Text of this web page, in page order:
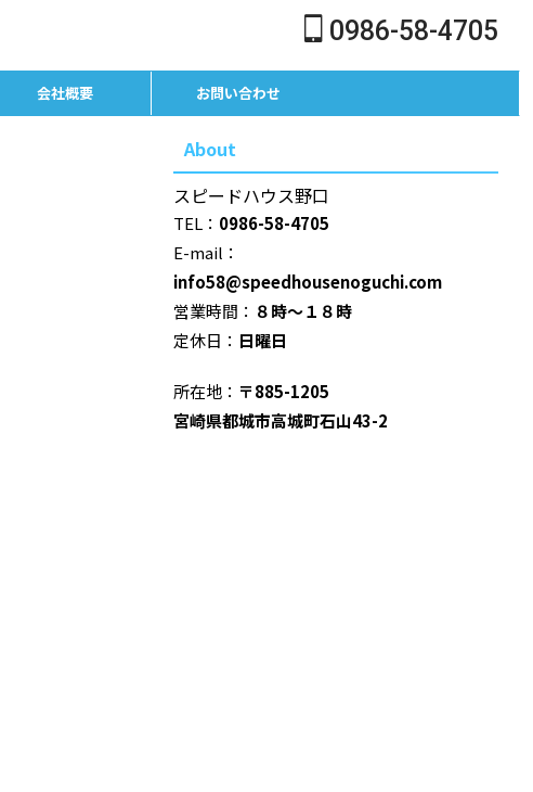
0986-58-4705
会社概要 お問い合わせ
About
スピードハウス野口
TEL： 0986-58-4705
E-mail：
info58@speedhousenoguchi.com
営業時間： ８時～１８時
定休日： 日曜日
所在地： 〒885-1205
宮崎県都城市高城町石山43-2